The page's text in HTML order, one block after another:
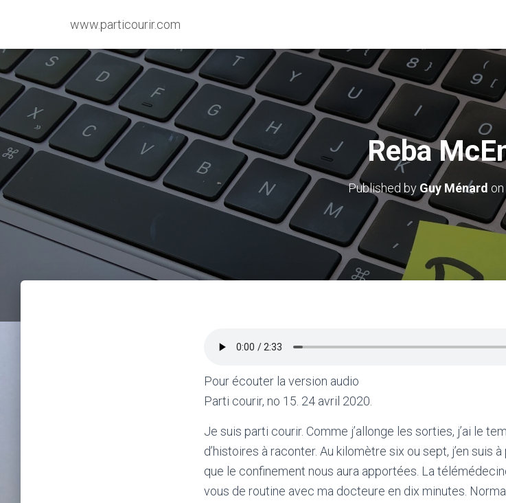
www.particourir.com
Reba
Published by Guy Ménard on
Pour écouter la version audio
Parti courir, no 15. 24 avril 2020.
Je suis parti courir. Comme j’allonge les sorties, j’ai le
d’histoires à raconter. Au kilomètre six ou sept, j’en suis
que le confinement nous aura apportées. La
vous de routine avec ma docteure en dix minutes.